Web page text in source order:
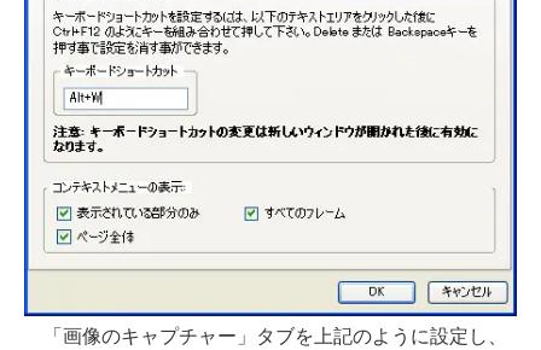
「画像のキャプチャー」タブを上記のように設定し、